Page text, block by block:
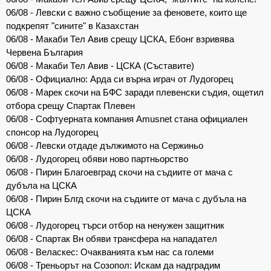
06/08 - Левски с важно съобщение за феновете, които ще
подкрепят "сините" в Казахстан
06/08 - Макаби Тел Авив срещу ЦСКА, Ебонг взривява
Червена България
06/08 - Макаби Тел Авив - ЦСКА (Съставите)
06/08 - Официално: Арда си върна играч от Лудогорец
06/08 - Марек скочи на БФС заради плевенски съдия, ощетил
отбора срещу Спартак Плевен
06/08 - Софтуерната компания Amusnet стана официален
спонсор на Лудогорец
06/08 - Левски отдаде дължимото на Сержиньо
06/08 - Лудогорец обяви ново партньорство
06/08 - Пирин Благоевград скочи на съдиите от мача с
дубъла на ЦСКА
06/08 - Пирин Блгд скочи на съдиите от мача с дубъла на
ЦСКА
06/08 - Лудогорец търси отбор на ненужен защитник
06/08 - Спартак Вн обяви трансфера на нападател
06/08 - Веласкес: Очакванията към нас са големи
06/08 - Треньорът на Созопол: Искам да надградим